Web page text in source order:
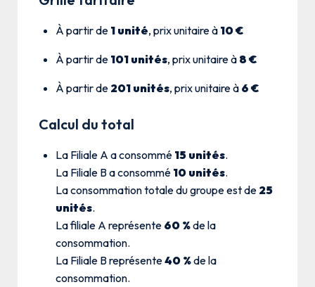
À partir de 1 unité, prix unitaire à 10 €
À partir de 101 unités, prix unitaire à 8 €
À partir de 201 unités, prix unitaire à 6 €
Calcul du total
La Filiale A a consommé 15 unités.
La Filiale B a consommé 10 unités.
La consommation totale du groupe est de 25
unités.
La filiale A représente 60 %de la
consommation.
La Filiale B représente40 %de la
consommation.